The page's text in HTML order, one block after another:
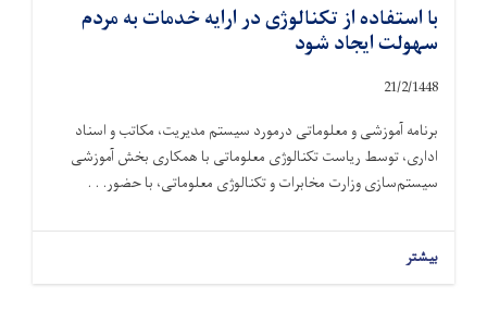
با استفاده از تکنالوژی در ارایه خدمات به مردم
سهولت ایجاد شود
21/2/1448
برنامه آموزشی و معلوماتی درمورد سیستم مدیریت، مکاتب و اسناد
اداری، توسط ریاست تکنالوژی معلوماتی با همکاری بخش آموزشی
سیستم‌سازی وزارت مخابرات و تکنالوژی معلوماتی، با حضور. . .
بیشتر